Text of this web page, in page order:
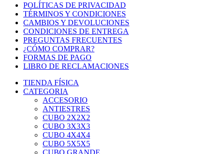
POLÍTICAS DE PRIVACIDAD
TÉRMINOS Y CONDICIONES
CAMBIOS Y DEVOLUCIONES
CONDICIONES DE ENTREGA
PREGUNTAS FRECUENTES
¿CÓMO COMPRAR?
FORMAS DE PAGO
LIBRO DE RECLAMACIONES
TIENDA FÍSICA
CATEGORIA
ACCESORIO
ANTIESTRES
CUBO 2X2X2
CUBO 3X3X3
CUBO 4X4X4
CUBO 5X5X5
CUBO GRANDE